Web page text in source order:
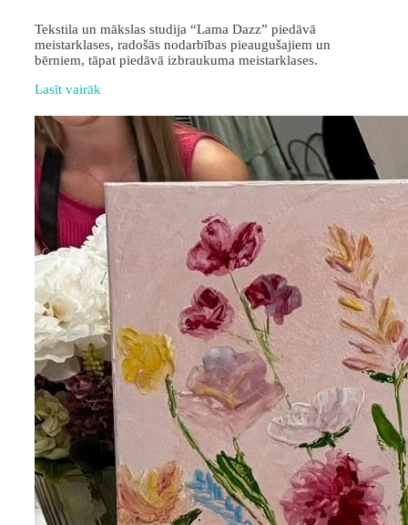
Tekstila un mākslas studija “Lama Dazz” piedāvā
meistarklases, radošās nodarbības pieaugušajiem un
bērniem, tāpat piedāvā izbraukuma meistarklases.
Lasīt vairāk